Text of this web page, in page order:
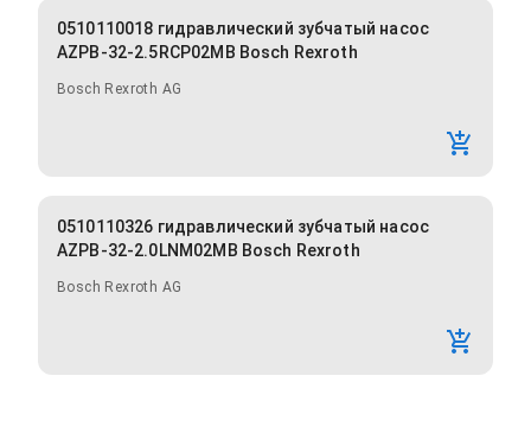
0510110018 гидравлический зубчатый насос
AZPB-32-2.5RCP02MB Bosch Rexroth
Bosch Rexroth AG
0510110326 гидравлический зубчатый насос
AZPB-32-2.0LNM02MB Bosch Rexroth
Bosch Rexroth AG